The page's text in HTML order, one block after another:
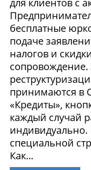
бесплатные
подаче
налогов и
сопровождение.
принимаются в
«Кредиты»,
каждый случай
специальной
Как...